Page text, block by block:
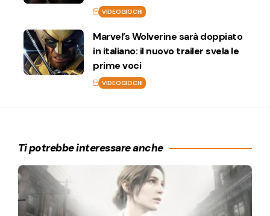
VIDEOGIOCHI
Marvel’s Wolverine sarà doppiato
in italiano: il nuovo trailer svela le
prime voci
VIDEOGIOCHI
Ti potrebbe interessare anche